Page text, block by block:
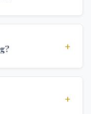
die für
+
Standort und
+